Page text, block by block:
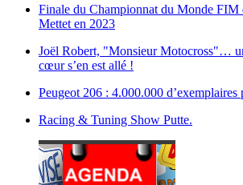
Finale du Championnat du Monde FIM
Mettet en 2023
Joël Robert, "Monsieur Motocross"…
cœur s’en est allé !
Peugeot 206 : 4.000.000 d’exemplaires
Racing & Tuning Show Putte.